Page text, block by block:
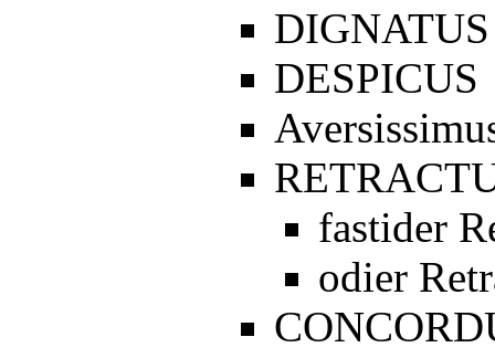
DIGNATUS
DESPICUS
fastider
odier